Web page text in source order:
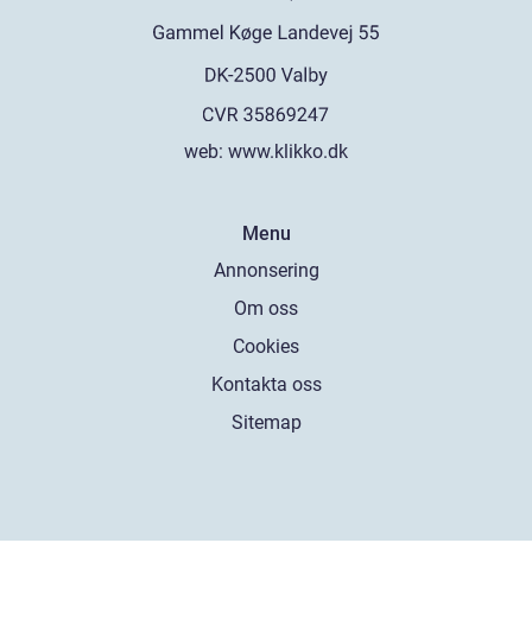
web: www.klikko.dk
Menu
Annonsering
Om oss
Cookies
Kontakta oss
Sitemap